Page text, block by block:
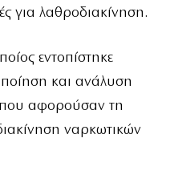
για λαθροδιακίνηση.
εντοπίστηκε
και ανάλυση
που αφορούσαν τη
ναρκωτικών